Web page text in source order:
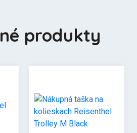
produkty